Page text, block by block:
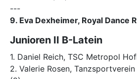
---
9. Eva Dexheimer, Royal Dance
Junioren II B-Latein
1. Daniel Reich, TSC Metropol
2. Valerie Rosen,